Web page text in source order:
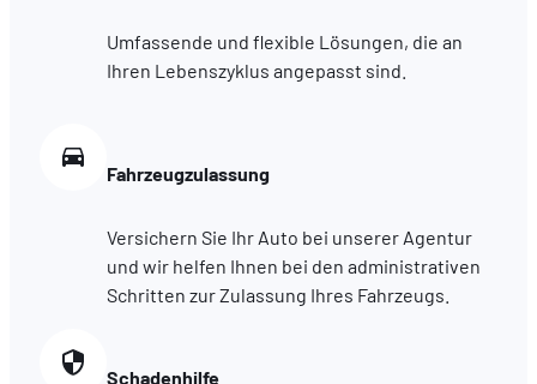
Umfassende und flexible Lösungen, die an
Ihren Lebenszyklus angepasst sind.
Fahrzeugzulassung
Versichern Sie Ihr Auto bei unserer Agentur
und wir helfen Ihnen bei den administrativen
Schritten zur Zulassung Ihres Fahrzeugs.
Schadenhilfe